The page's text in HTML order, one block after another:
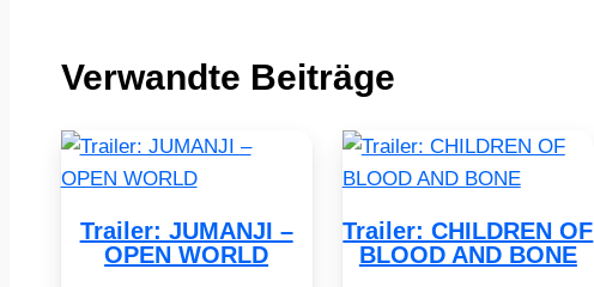
Verwandte Beiträge
Trailer: JUMANJI –
OPEN WORLD
Trailer: CHILDREN OF
BLOOD AND BONE